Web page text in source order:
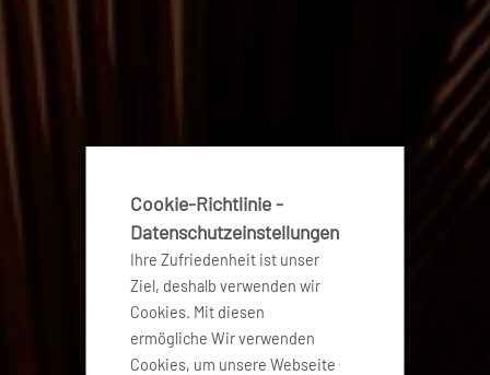
Cookie-Richtlinie -
Datenschutzeinstellungen
Ihre Zufriedenheit ist unser
Ziel, deshalb verwenden wir
Cookies. Mit diesen
ermögliche Wir verwenden
Cookies, um unsere Webseite